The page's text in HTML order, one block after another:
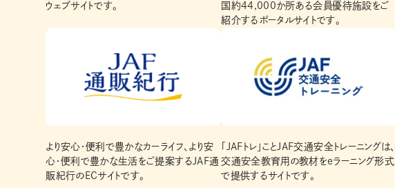
ウェブサイトです。
国約44,000か所ある会員優待施設をご
紹介するポータルサイトです。
より安心・便利で豊かなカーライフ、より安
心・便利で豊かな生活をご提案するJAF通
販紀行のECサイトです。
「JAFトレ」ことJAF交通安全トレーニングは、
交通安全教育用の教材をeラーニング形式
で提供するサイトです。